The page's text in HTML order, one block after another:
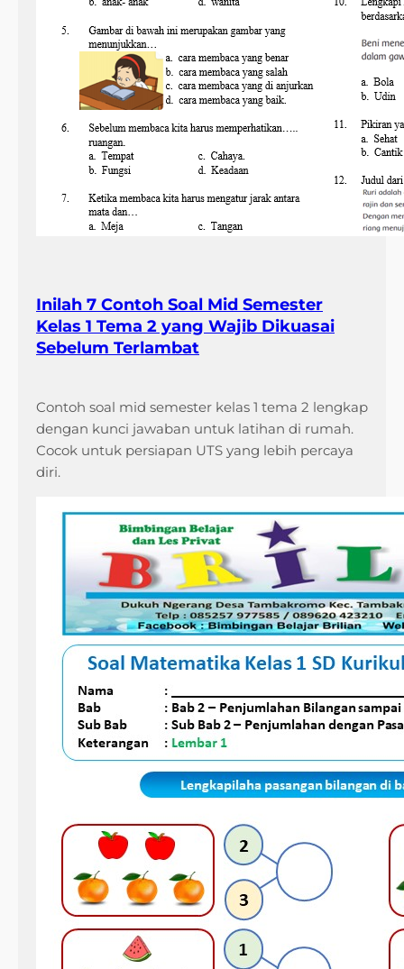
Inilah 7 Contoh Soal Mid Semester
Kelas 1 Tema 2 yang Wajib Dikuasai
Sebelum Terlambat
Contoh soal mid semester kelas 1 tema 2 lengkap
dengan kunci jawaban untuk latihan di rumah.
Cocok untuk persiapan UTS yang lebih percaya
diri.